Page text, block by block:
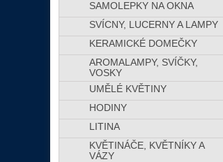
SAMOLEPKY NA OKNA
SVÍCNY, LUCERNY A LAMPY
KERAMICKÉ DOMEČKY
AROMALAMPY, SVÍČKY,
VOSKY
UMĚLÉ KVĚTINY
HODINY
LITINA
KVĚTINÁČE, KVĚTNÍKY A
VÁZY